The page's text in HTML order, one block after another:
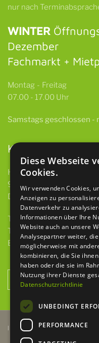
nur nach
WINTER
Dezember
Fachmarkt +
Montag - Freitag
07.00 - 17.00 Uhr
Samstags geschlossen -
Kontakt
HBH GmbH & Co. KG
97922 Lauda-Königshofen
Deubacher Str. 12
Telefon 09343 615 921-
Telefax 09343 615 921-9
E-Mail
NEWSLETTER
IMPRESSUM
Diese Webseite
Cookies.
Wir verwenden Cookies,
Anzeigen zu
Datenverkehr zu
Informationen über Ihre
Website auch an unsere
Analysepartner weiter,
möglicherweise mit
kombinieren, die Sie
haben oder die sie im
Nutzung ihrer Dienste
Datenschutzrichtlinie
UNBEDINGT
PERFORMANCE